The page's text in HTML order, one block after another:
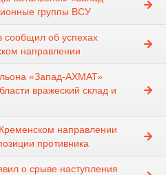
группы ВСУ
об успехах
направлении
«Запад-АХМАТ»
вражеский склад и
направлении
противника
о срыве наступления